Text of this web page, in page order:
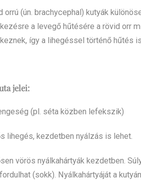
orrú (ún. brachycephal) kutyák
a levegő hűtésére a rövid orr
így a lihegéssel történő hűtés
jelei:
(pl. séta közben lefekszik)
lihegés, kezdetben nyálzás is lehet.
vörös nyálkahártyák kezdetben.
(sokk). Nyálkahártyáját a